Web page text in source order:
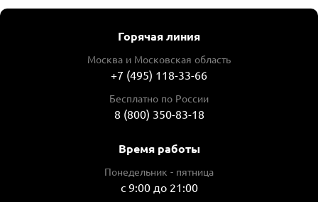
Горячая линия
Москва и Московская область
+7 (495) 118-33-66
Бесплатно по России
8 (800) 350-83-18
Время работы
Понедельник - пятница
с 9:00 до 21:00